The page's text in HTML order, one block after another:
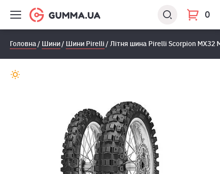
0
Головна Шини Шини Pirelli Лiтня шина Pirelli Scorpion MX32